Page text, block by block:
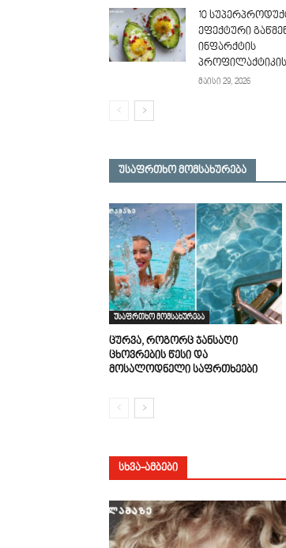
10
ეფექტური
ინფარქტის
მაისი 29, 2026
უსაფრთხო მომსახურება
უსაფრთხო მომსახურება
ცურვა, როგორც ჯანსაღი
ცხოვრების წესი და
მოსალოდნელი საფრთხეები
ᲡᲮᲕᲐ-ᲐᲛᲑᲔᲑᲘ